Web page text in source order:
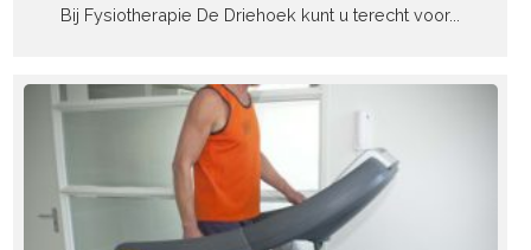
Bij Fysiotherapie De Driehoek kunt u terecht voor...